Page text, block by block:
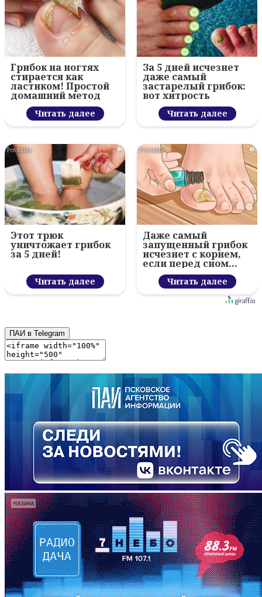
Грибок на ногтях
стирается как
ластиком! Простой
домашний метод
Читать далее
За 5 дней исчезнет
даже самый
застарелый грибок:
вот хитрость
Читать далее
i
Этот трюк
уничтожает грибок
за 5 дней!
Читать далее
i
Даже самый
запущенный грибок
исчезнет с корнем,
если перед сном…
Читать далее
ПАИ в Telegram